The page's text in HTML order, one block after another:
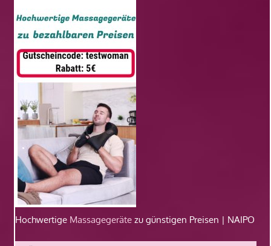
Hochwertige Massagegeräte zu günstigen Preisen | NAIPO